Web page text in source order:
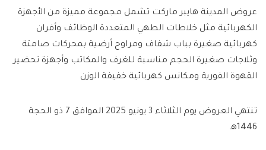
عروض المدينة هايبر ماركت تشمل مجموعة مميزة من الأجهزة
الكهربائية مثل خلاطات الطهي المتعددة الوظائف وأفران
كهربائية صغيرة بباب شفاف ومراوح أرضية بمحركات صامتة
وثلاجات صغيرة الحجم مناسبة للغرف والمكاتب وأجهزة تحضير
القهوة الفورية ومكانس كهربائية خفيفة الوزن
تنتهي العروض يوم الثلاثاء 3 يونيو 2025 الموافق 7 ذو الحجة
1446هـ